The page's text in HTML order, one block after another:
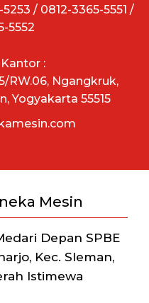
/ 0812-3365-5551 /
5552
:
RW.06, Ngangkruk,
Yogyakarta 55515
Mesin
Depan SPBE
Kec. Sleman,
Istimewa